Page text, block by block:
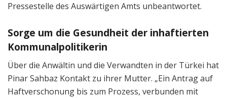
Pressestelle des Auswärtigen Amts unbeantwortet.
Sorge um die Gesundheit der inhaftierten
Kommunalpolitikerin
Über die Anwältin und die Verwandten in der Türkei hat
Pinar Sahbaz Kontakt zu ihrer Mutter. „Ein Antrag auf
Haftverschonung bis zum Prozess, verbunden mit